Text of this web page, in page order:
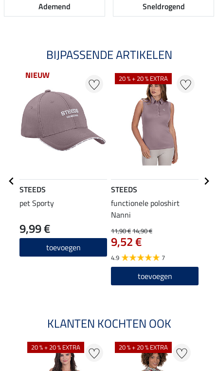
Ademend Sneldrogend
BIJPASSENDE ARTIKELEN
NIEUW
STEEDS
pet Sporty
9,99 €
toevoegen
20 % + 20 % EXTRA
STEEDS
functionele poloshirt
Nanni
11,90 €14,90 €
9,52 €
4.9 7
toevoegen
KLANTEN KOCHTEN OOK
20 % + 20 % EXTRA 20 % + 20 % EXTRA